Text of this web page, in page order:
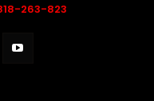
263-823